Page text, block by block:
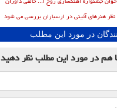
نظر هنرهای آئینی در ارسباران بررسی می شود
در مورد این مطلب
همدر مورد این مطلبنظر دهید